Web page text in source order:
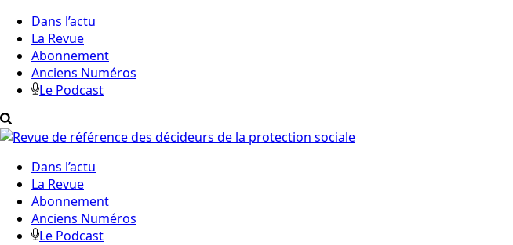
Dans l’actu
La Revue
Abonnement
Anciens Numéros
Le Podcast
Dans l’actu
La Revue
Abonnement
Anciens Numéros
Le Podcast